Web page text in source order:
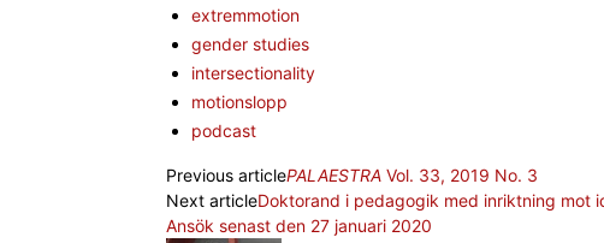
extremmotion
gender studies
intersectionality
motionslopp
podcast
Previous articlePALAESTRA Vol. 33, 2019 No. 3
Next articleDoktorand i pedagogik med inriktning mot
Ansök senast den 27 januari 2020